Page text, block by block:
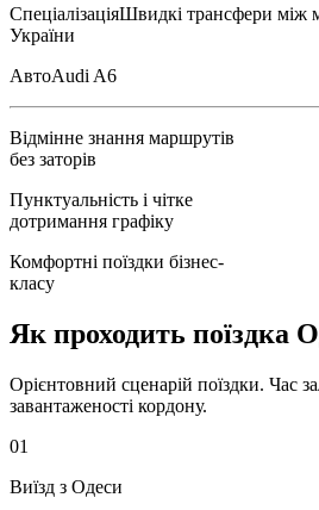
СпеціалізаціяШвидкі трансфери між
України
АвтоAudi A6
Відмінне знання маршрутів
без заторів
Пунктуальність і чітке
дотримання графіку
Комфортні поїздки бізнес-
класу
Як проходить поїздка
Орієнтовний сценарій поїздки. Час
завантаженості кордону.
01
Виїзд з Одеси